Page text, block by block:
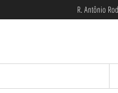
R. Antônio